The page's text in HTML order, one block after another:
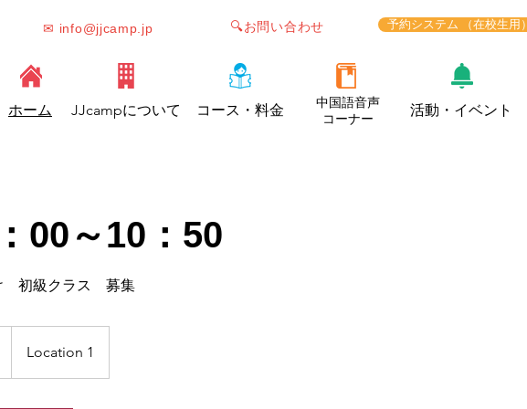
✉ info@jjcamp.jp 🔍お問い合わせ 予約システム （在校生用）
ホーム JJcampについて コース・料金
中国語音声
コーナー
活動・イベント
00～10：50
初級クラス 募集
Location 1